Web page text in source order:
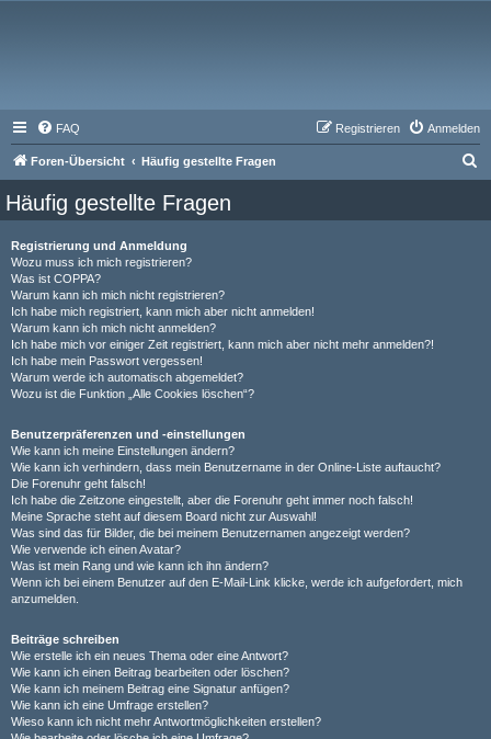
FAQ Anmelden
Registrieren
Foren-Übersicht Häufig gestellte Fragen
Häufig gestellte Fragen
Registrierung und Anmeldung
Wozu muss ich mich registrieren?
Was ist COPPA?
Warum kann ich mich nicht registrieren?
Ich habe mich registriert, kann mich aber nicht anmelden!
Warum kann ich mich nicht anmelden?
Ich habe mich vor einiger Zeit registriert, kann mich aber nicht mehr anmelden?!
Ich habe mein Passwort vergessen!
Warum werde ich automatisch abgemeldet?
Wozu ist die Funktion „Alle Cookies löschen“?
Benutzerpräferenzen und -einstellungen
Wie kann ich meine Einstellungen ändern?
Wie kann ich verhindern, dass mein Benutzername in der Online-Liste auftaucht?
Die Forenuhr geht falsch!
Ich habe die Zeitzone eingestellt, aber die Forenuhr geht immer noch falsch!
Meine Sprache steht auf diesem Board nicht zur Auswahl!
Was sind das für Bilder, die bei meinem Benutzernamen angezeigt werden?
Wie verwende ich einen Avatar?
Was ist mein Rang und wie kann ich ihn ändern?
Wenn ich bei einem Benutzer auf den E-Mail-Link klicke, werde ich aufgefordert, mich
anzumelden.
Beiträge schreiben
Wie erstelle ich ein neues Thema oder eine Antwort?
Wie kann ich einen Beitrag bearbeiten oder löschen?
Wie kann ich meinem Beitrag eine Signatur anfügen?
Wie kann ich eine Umfrage erstellen?
Wieso kann ich nicht mehr Antwortmöglichkeiten erstellen?